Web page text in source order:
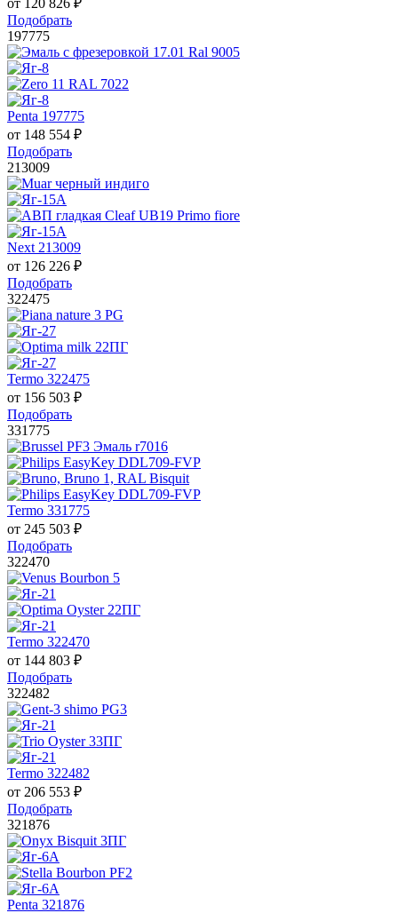
Подобрать
197775
Penta 197775
от 148 554 ₽
Подобрать
213009
Next 213009
от 126 226 ₽
Подобрать
322475
Termo 322475
от 156 503 ₽
Подобрать
331775
Termo 331775
от 245 503 ₽
Подобрать
322470
Termo 322470
от 144 803 ₽
Подобрать
322482
Termo 322482
от 206 553 ₽
Подобрать
321876
Penta 321876